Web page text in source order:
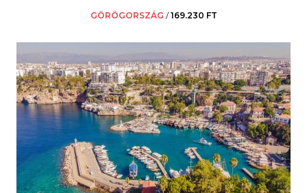
GÖRÖGORSZÁG /169.230 FT